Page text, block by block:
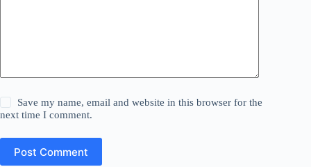
Save my name, email and website in this browser for the
next time I comment.
Post Comment